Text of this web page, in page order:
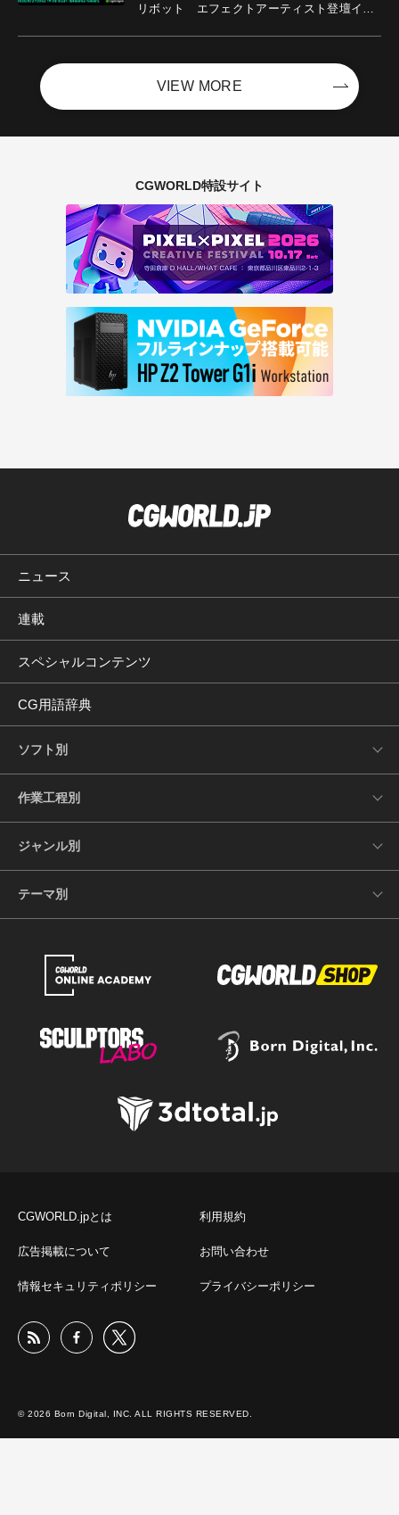
リボット エフェクトアーティスト登壇イベ
VIEW MORE
CGWORLD特設サイト
ニュース
連載
スペシャルコンテンツ
CG用語辞典
ソフト別
作業工程別
ジャンル別
テーマ別
CGWORLD.jpとは 利用規約
広告掲載について お問い合わせ
情報セキュリティポリシー プライバシーポリシー
© 2026 Born Digital, INC. ALL RIGHTS RESERVED.